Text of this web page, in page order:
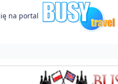
na portal